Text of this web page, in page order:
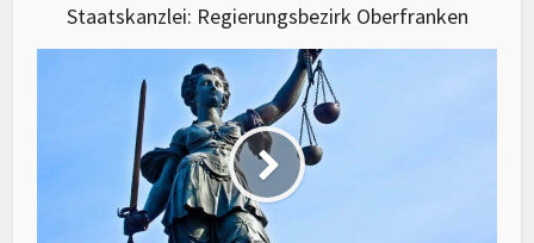
Staatskanzlei: Regierungsbezirk Oberfranken